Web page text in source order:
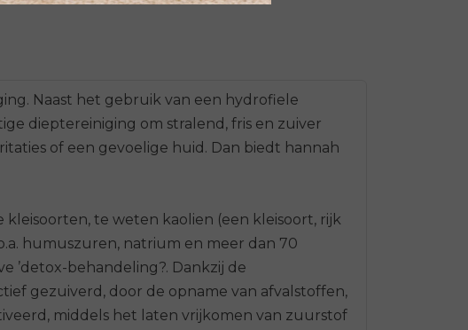
Naast het gebruik van een hydrofiele
dieptereiniging om stralend, fris en zuiver
of een gevoelige huid. Dan biedt hannah
kleisoorten, te weten kaolien (een kleisoort, rijk
humuszuren, natrium en meer dan 70
’detox-behandeling?. Dankzij de
gezuiverd, door de opname van afvalstoffen,
middels het laten vrijkomen van zuurstof